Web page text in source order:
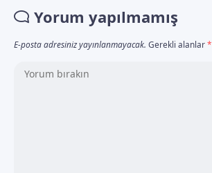
Yorum yapılmamış
E-posta adresiniz yayınlanmayacak. Gerekli alanlar*